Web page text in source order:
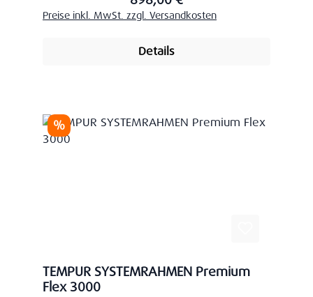
Preise inkl. MwSt. zzgl. Versandkosten
Details
Rabatt
%
TEMPUR SYSTEMRAHMEN Premium
Flex 3000